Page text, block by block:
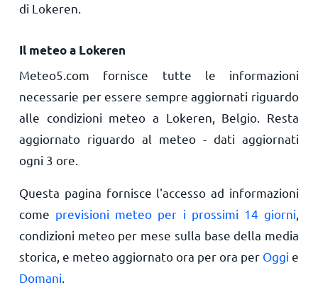
di Lokeren.
Il meteo a Lokeren
Meteo5.com fornisce tutte le informazioni
necessarie per essere sempre aggiornati riguardo
alle condizioni meteo a Lokeren, Belgio. Resta
aggiornato riguardo al meteo - dati aggiornati
ogni 3 ore.
Questa pagina fornisce l'accesso ad informazioni
come previsioni meteo per i prossimi 14 giorni
condizioni meteo per mese sulla base della media
storica, e meteo aggiornato ora per ora per Oggi e
Domani